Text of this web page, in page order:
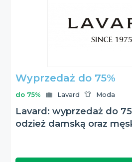
Wyprzedaż do 75%
do 75% Lavard Moda
Lavard: wyprzedaż do
odzież damską oraz